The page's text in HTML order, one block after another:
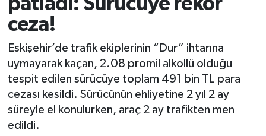
ceza!
Eskişehir’de trafik ekiplerinin “Dur” ihtarına
uymayarak kaçan, 2.08 promil alkollü olduğu
tespit edilen sürücüye toplam 491 bin TL para
cezası kesildi. Sürücünün ehliyetine 2 yıl 2 ay
süreyle el konulurken, araç 2 ay trafikten men
edildi.
Son Dakika Haberleri
Haber Arşivi